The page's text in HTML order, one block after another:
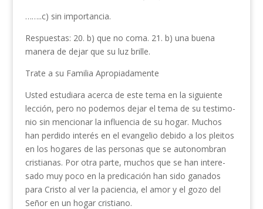
……..c) sin importancia.
Respuestas: 20. b) que no coma. 21. b) una buena
manera de dejar que su luz brille.
Trate a su Familia Apropiadamente
Usted estudiara acerca de este tema en la siguiente
lección, pero no podemos dejar el tema de su testimo­
nio sin mencionar la influencia de su hogar. Muchos
han perdido interés en el evangelio debido a los pleitos
en los hogares de las personas que se autonombran
cristianas. Por otra parte, muchos que se han intere­
sado muy poco en la predicación han sido ganados
para Cristo al ver la paciencia, el amor y el gozo del
Señor en un hogar cristiano.